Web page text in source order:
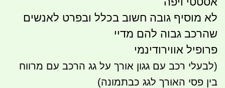
לא מוסיף גובה חשוב בכלל ובפרט לאנשים
שהרכב גבוה להם מדיי
פרופיל אווירודינמי
(לבעלי רכב עם גגון אורך על גג הרכב עם מרווח
בין פסי האורך לגג כבתמונה)